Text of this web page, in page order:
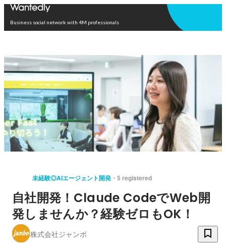
Business social network with 4M professionals
未経験◎AIエージェント開発 5 registered
自社開発！Claude CodeでWeb開
発しませんか？経験ゼロもOK！
株式会社ジャンボ